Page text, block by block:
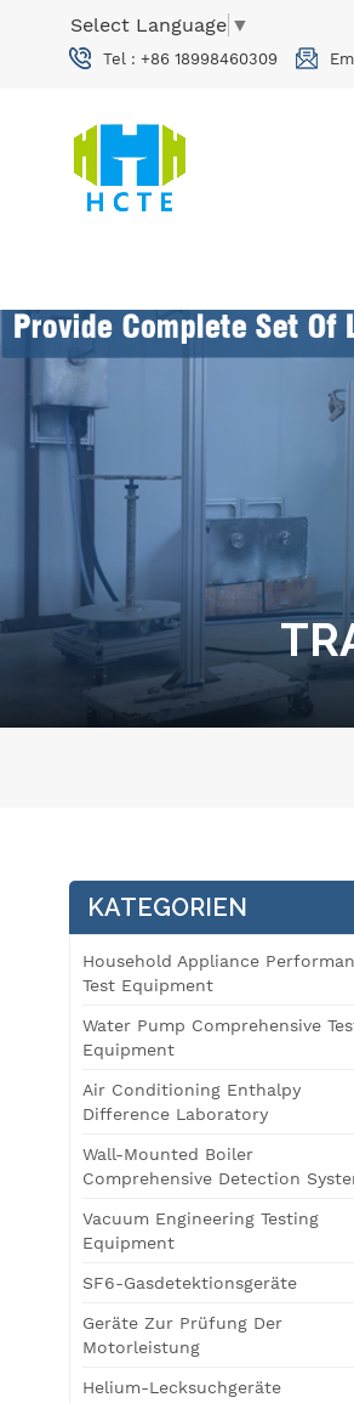
Select Language ▼
Tel : +86 18998460309
KATEGORIEN
Household Appliance
Test Equipment
Water Pump Comprehensive
Equipment
Air Conditioning Enthalpy
Difference Laboratory
Wall-Mounted Boiler
Comprehensive Detection
Vacuum Engineering Testing
Equipment
SF6-Gasdetektionsgeräte
Geräte Zur Prüfung Der
Motorleistung
Helium-Lecksuchgeräte